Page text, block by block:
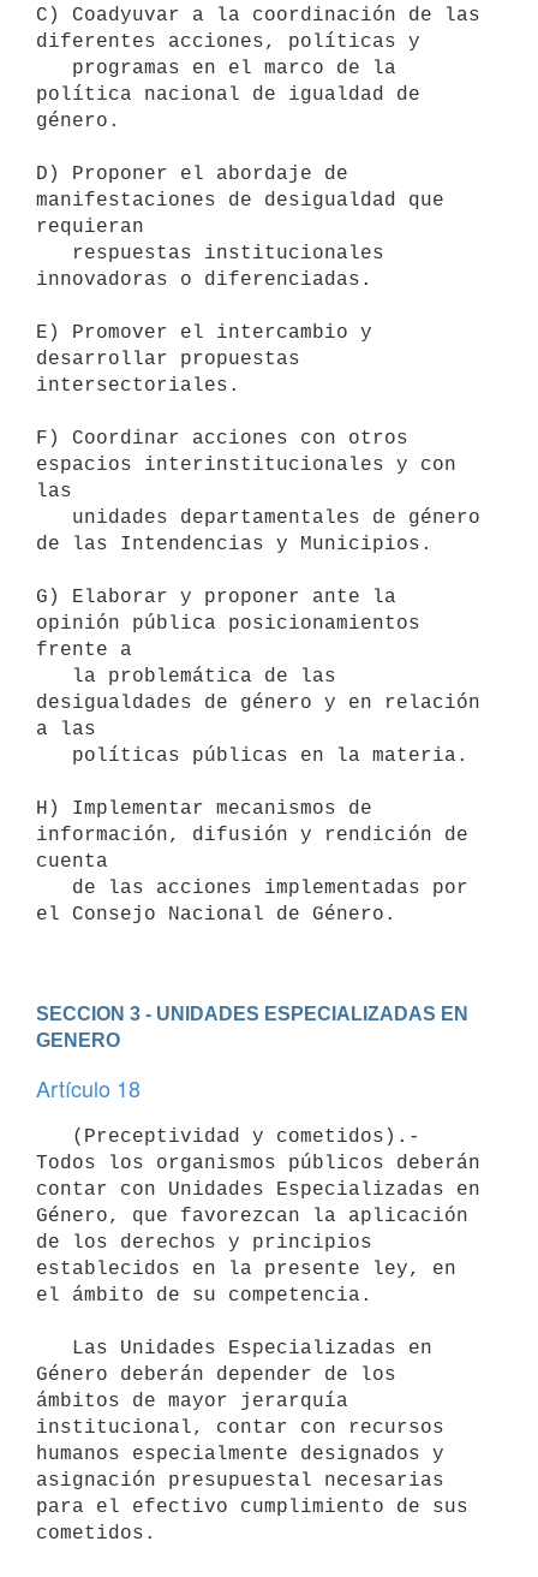
C) Coadyuvar a la coordinación de las
diferentes acciones, políticas y
política nacional de igualdad de
género.
D) Proponer el abordaje de
manifestaciones de desigualdad que
requieran
innovadoras o diferenciadas.
E) Promover el intercambio y
desarrollar propuestas
intersectoriales.
F) Coordinar acciones con otros
espacios interinstitucionales y con
las
de las Intendencias y Municipios.
G) Elaborar y proponer ante la
opinión pública posicionamientos
frente a
desigualdades de género y en relación
a las
H) Implementar mecanismos de
información, difusión y rendición de
cuenta
el Consejo Nacional de Género.
SECCION 3 - UNIDADES ESPECIALIZADAS EN
GENERO
Artículo 18
Todos los organismos públicos deberán
contar con Unidades Especializadas en
Género, que favorezcan la aplicación
de los derechos y principios
establecidos en la presente ley, en
el ámbito de su competencia.
Género deberán depender de los
ámbitos de mayor jerarquía
institucional, contar con recursos
humanos especialmente designados y
asignación presupuestal necesarias
para el efectivo cumplimiento de sus